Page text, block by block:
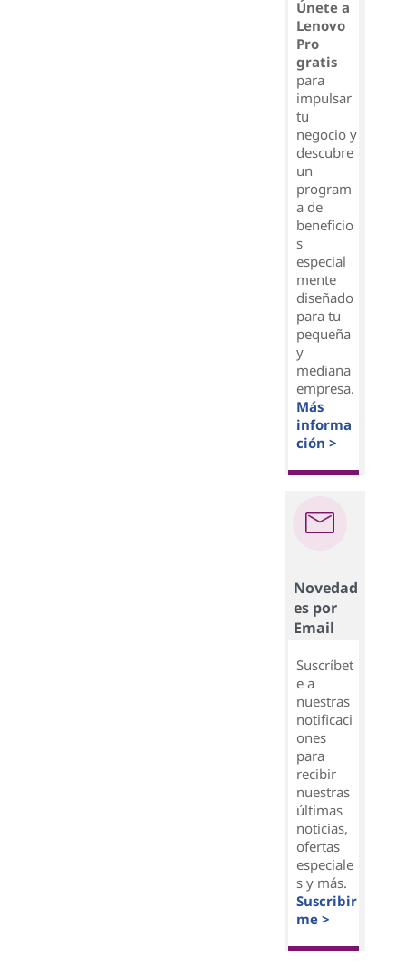
Únete a
Lenovo
Pro
gratis
para
impulsar
tu
negocio y
descubre
un
program
a de
beneficio
s
especial
mente
diseñado
para tu
pequeña
y
mediana
empresa.
Más
informa
ción >
Novedad
es por
Email
Suscríbet
e a
nuestras
notificaci
ones
para
recibir
nuestras
últimas
noticias,
ofertas
especiale
s y más.
Suscribir
me >